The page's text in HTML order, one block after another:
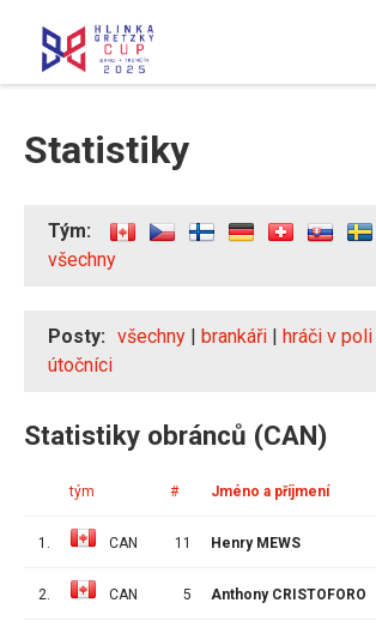
Statistiky
Tým:
všechny
Posty: všechny | brankáři | hráči v poli
útočníci
Statistiky obránců (CAN)
tým # Jméno a příjmení
1. CAN 11 Henry MEWS
2. CAN 5 Anthony CRISTOFORO